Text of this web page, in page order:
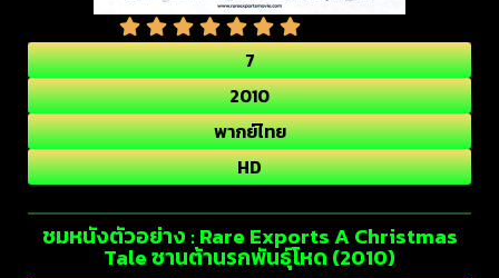
7
2010
พากย์ไทย
HD
ชมหนังตัวอย่าง : Rare Exports A Christmas
Tale ซานต้านรกพันธุ์โหด (2010)